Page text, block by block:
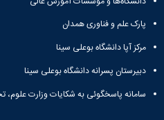
پارک علم و فناوری همدان
مرکز آپا دانشگاه بوعلی سینا
دبیرستان پسرانه دانشگاه بوعلی سینا
سامانه پاسخگوئی به شکایات وزارت علوم،